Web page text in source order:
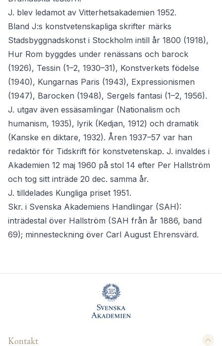
J. blev ledamot av Vitterhetsakademien 1952.
Bland J:s konstvetenskapliga skrifter märks
Stadsbyggnadskonst i Stockholm intill år 1800 (1918),
Hur Rom byggdes under renässans och barock
(1926), Tessin (1–2, 1930–31), Konstverkets födelse
(1940), Kungarnas Paris (1943), Expressionismen
(1947), Barocken (1948), Sergels fantasi (1–2, 1956).
J. utgav även essäsamlingar (Nationalism och
humanism, 1935), lyrik (Kedjan, 1912) och dramatik
(Kanske en diktare, 1932). Åren 1937–57 var han
redaktör för Tidskrift för konstvetenskap. J. invaldes i
Akademien 12 maj 1960 på stol 14 efter Per Hallström
och tog sitt inträde 20 dec. samma år.
J. tilldelades Kungliga priset 1951.
Skr. i Svenska Akademiens Handlingar (SAH):
inträdestal över Hallström (SAH från år 1886, band
69); minnesteckning över Carl August Ehrensvärd.
Kontakt